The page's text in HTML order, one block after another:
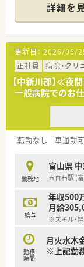
詳細を
更新日： 2026/06/
正社員
病院・クリ
【中新川郡】≪夜
一般病院でのお仕
転勤なし 車通勤可
勤務地
富山県
五百石駅 (
給与
年収500
月給
※スキル・
勤務
時間
月火水木
※上記勤